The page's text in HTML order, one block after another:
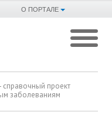
О ПОРТАЛЕ
проект
заболеваниям